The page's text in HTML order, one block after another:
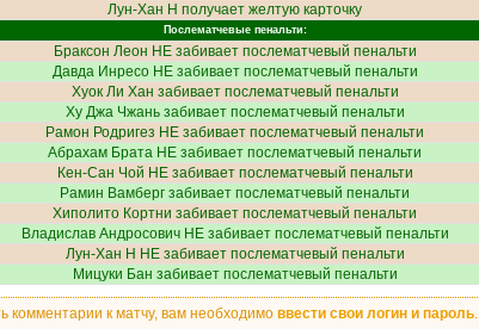
Лун-Хан Н получает желтую карточку
Послематчевые пенальти:
Браксон Леон НЕ забивает послематчевый пенальти
Давда ИнресоНЕ забивает послематчевый пенальти
Хуок Ли Хан забивает послематчевый пенальти
Ху Джа Чжаньзабивает послематчевый пенальти
Рамон Родригез НЕ забивает послематчевый пенальти
Абрахам Брата НЕ забивает послематчевый пенальти
Кен-Сан Чой НЕ забивает послематчевый пенальти
Рамин Вамберг забивает послематчевый пенальти
Хиполито Кортни забивает послематчевый пенальти
Владислав АндросовичНЕ забивает послематчевый пенальти
Лун-Хан Н НЕ забивает послематчевый пенальти
Мицуки Бан забивает послематчевый пенальти
комментарии к матчу, вам необходимо ввести свои логин и пароль.